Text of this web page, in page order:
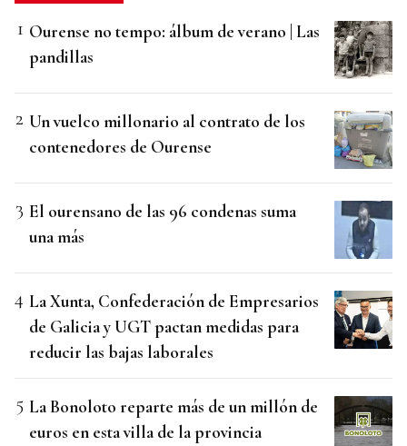
Ourense no tempo: álbum de verano | Las
pandillas
Un vuelco millonario al contrato de los
contenedores de Ourense
El ourensano de las 96 condenas suma
una más
La Xunta, Confederación de Empresarios
de Galicia y UGT pactan medidas para
reducir las bajas laborales
La Bonoloto reparte más de un millón de
euros en esta villa de la provincia